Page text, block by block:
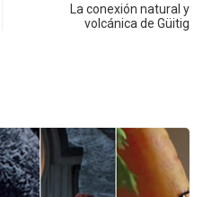
La conexión natural y
volcánica de Güitig